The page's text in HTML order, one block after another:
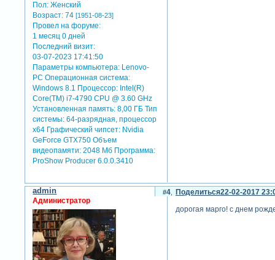
Пол: Женский
Возраст: 74[1951-08-23]
Провел на форуме:
1 месяц 0 дней
Последний визит:
03-07-2023 17:41:50
Параметры компьютера: Lenovo-
PC Операционная система:
Windows 8.1 Процессор: Intel(R)
Core(TM) i7-4790 CPU @ 3.60 GHz
Установленная память: 8,00 ГБ Тип
системы: 64-разрядная, процессор
х64 Графический чипсет: Nvidia
GeForce GTX750 Объем
видеопамяти: 2048 Мб Программа:
ProShow Producer 6.0.0.3410
Поделиться
4 22-02-2017
admin
Администратор
дорогая марго! с днем